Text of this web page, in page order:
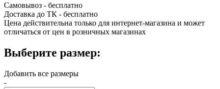
Самовывоз - бесплатно
Доставка до ТК - бесплатно
Цена действительна только для интернет-магазина и может
отличаться от цен в розничных магазинах
Выберите размер:
Добавить все размеры
-